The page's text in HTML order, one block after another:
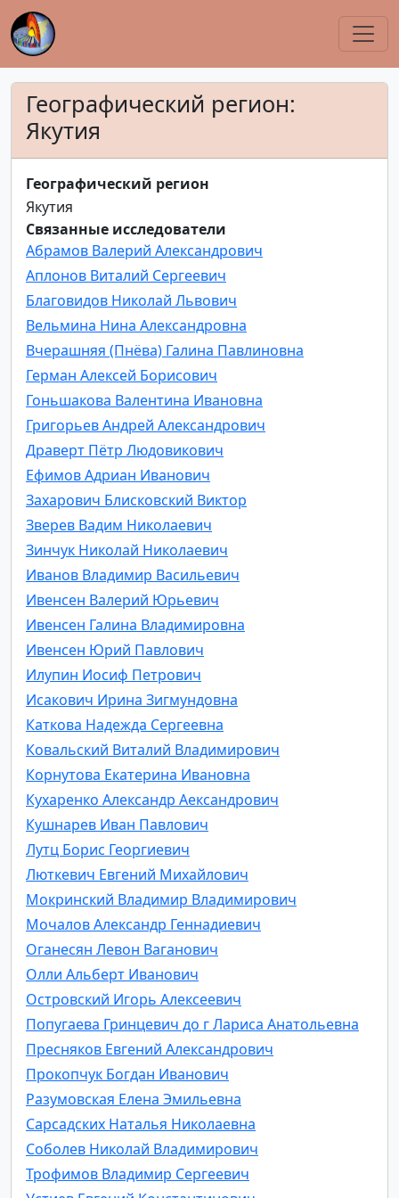
Географический регион:
Якутия
Географический регион
Якутия
Связанные исследователи
Абрамов Валерий Александрович
Аплонов Виталий Сергеевич
Благовидов Николай Львович
Вельмина Нина Александровна
Вчерашняя (Пнёва) Галина Павлиновна
Герман Алексей Борисович
Гоньшакова Валентина Ивановна
Григорьев Андрей Александрович
Драверт Пётр Людовикович
Ефимов Адриан Иванович
Захарович Блисковский Виктор
Зверев Вадим Николаевич
Зинчук Николай Николаевич
Иванов Владимир Васильевич
Ивенсен Валерий Юрьевич
Ивенсен Галина Владимировна
Ивенсен Юрий Павлович
Илупин Иосиф Петрович
Исакович Ирина Зигмундовна
Каткова Надежда Сергеевна
Ковальский Виталий Владимирович
Корнутова Екатерина Ивановна
Кухаренко Александр Аександрович
Кушнарев Иван Павлович
Лутц Борис Георгиевич
Люткевич Евгений Михайлович
Мокринский Владимир Владимирович
Мочалов Александр Геннадиевич
Оганесян Левон Ваганович
Олли Альберт Иванович
Островский Игорь Алексеевич
Попугаева Гринцевич до г Лариса Анатольевна
Пресняков Евгений Александрович
Прокопчук Богдан Иванович
Разумовская Елена Эмильевна
Сарсадских Наталья Николаевна
Соболев Николай Владимирович
Трофимов Владимир Сергеевич